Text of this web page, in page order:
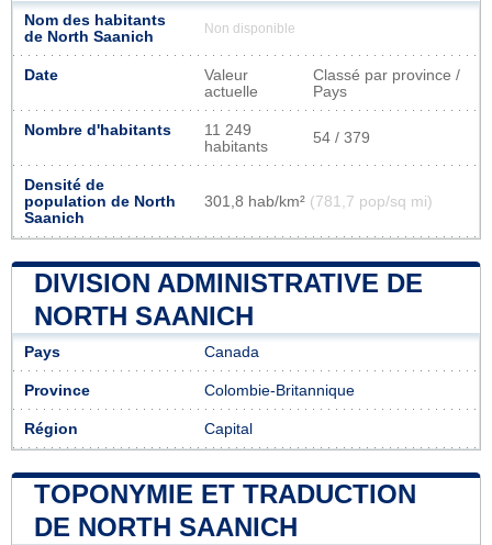
Nom des habitants
de North Saanich
Non disponible
Date
Valeur
actuelle
Classé par province /
Pays
Nombre d'habitants
11 249
habitants
54 / 379
Densité de
population de North
Saanich
301,8 hab/km² (781,7 pop/sq mi)
DIVISION ADMINISTRATIVE DE
NORTH SAANICH
Pays Canada
Province Colombie-Britannique
Région Capital
TOPONYMIE ET TRADUCTION
DE NORTH SAANICH